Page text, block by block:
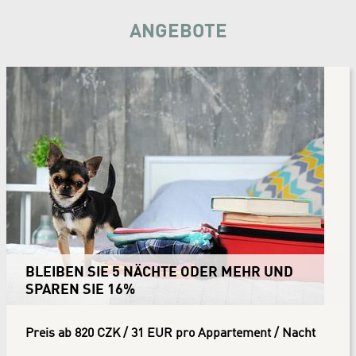
ANGEBOTE
BLEIBEN SIE 5 NÄCHTE ODER MEHR UND
SPAREN SIE 16%
Preis ab 820 CZK / 31 EUR pro Appartement / Nacht